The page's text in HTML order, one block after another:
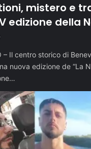
mistero e
edizione della
– Il centro storico di
nuova edizione de “La